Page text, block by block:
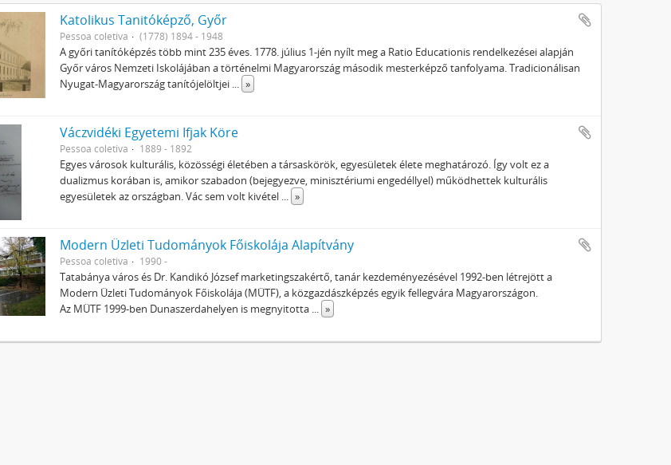
Katolikus Tanitóképző, Győr
Pessoa coletiva (1778) 1894 - 1948
A győri tanítóképzés több mint 235 éves. 1778. július 1-jén nyílt meg a Ratio Educationis rendelkezései alapján
Győr város Nemzeti Iskolájában a történelmi Magyarország második mesterképző tanfolyama. Tradicionálisan
Nyugat-Magyarország tanítójelöltjei ... »
Váczvidéki Egyetemi Ifjak Köre
Pessoa coletiva 1889 - 1892
Egyes városok kulturális, közösségi életében a társaskörök, egyesületek élete meghatározó. Így volt ez a
dualizmus korában is, amikor szabadon (bejegyezve, minisztériumi engedéllyel) működhettek kulturális
egyesületek az országban. Vác sem volt kivétel ... »
Modern Üzleti Tudományok Főiskolája Alapítvány
Pessoa coletiva 1990 -
Tatabánya város és Dr. Kandikó József marketingszakértő, tanár kezdeményezésével 1992-ben létrejött a
Modern Üzleti Tudományok Főiskolája (MÜTF), a közgazdászképzés egyik fellegvára Magyarországon.
Az MÜTF 1999-ben Dunaszerdahelyen is megnyitotta ... »